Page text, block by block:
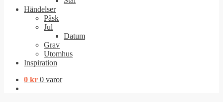
Händelser
Påsk
Jul
Datum
Grav
Utomhus
Inspiration
0 kr 0 varor